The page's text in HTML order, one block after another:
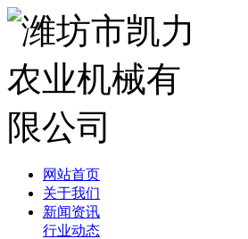
网站首页
关于我们
新闻资讯
行业动态